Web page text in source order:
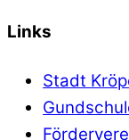
Links
Stadt